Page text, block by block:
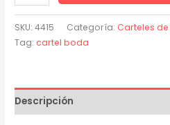
SKU:4415 Categoría: Carteles
Tag: cartel boda
Descripción